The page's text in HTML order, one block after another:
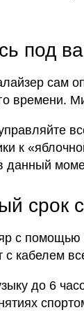
под
сам
времени.
к
данный
срок
с помощью
с кабелем
до 6